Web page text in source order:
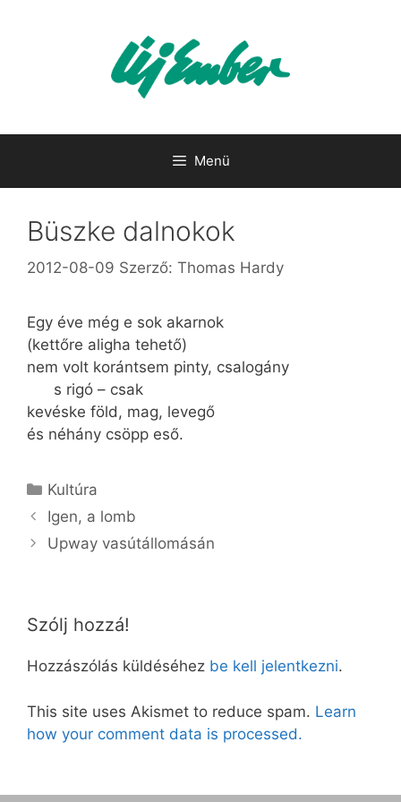
Menü
Büszke dalnokok
2012-08-09 Szerző: Thomas Hardy
Egy éve még e sok akarnok
(kettőre aligha tehető)
nem volt korántsem pinty, csalogány
s rigó – csak
kevéske föld, mag, levegő
és néhány csöpp eső.
Kategória
Kultúra
Igen, a lomb
Upway vasútállomásán
Szólj hozzá!
Hozzászólás küldéséhez be kell jelentkezni.
This site uses Akismet to reduce spam. Learn
how your comment data is processed.